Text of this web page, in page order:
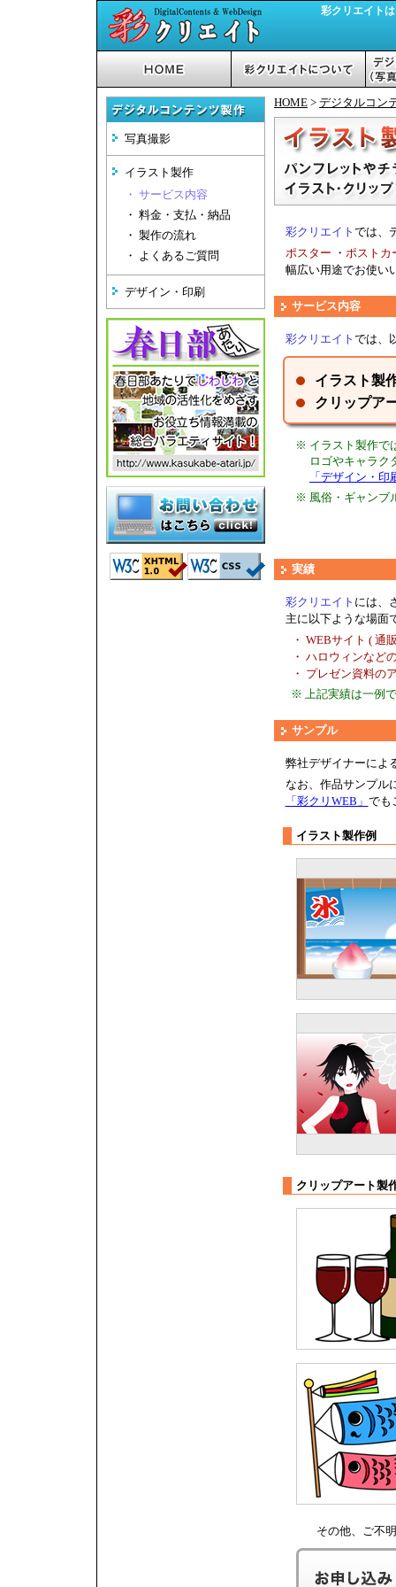
彩クリエイト
写真撮影
イラスト製作
・ サービス内容
・ 料金・支払・納品
・ 製作の流れ
・ よくあるご質問
デザイン・印刷
HOME > デジタルコン
彩クリエイト では、
ポスター ・ ポストカ
幅広い用途でお使い
サービス内容
彩クリエイト では、
イラスト製
クリップア
※ イラスト製作で
ロゴやキャラク
「デザイン・印
※ 風俗・ギャンブ
実績
彩クリエイト には、
主に以下ような場面
・ WEBサイト ( 通
・ ハロウィンなど
・ プレゼン資料の
※ 上記実績は一例
サンプル
弊社デザイナーによ
なお、作品サンプル
「彩クリWEB」 でも
イラスト製作例
クリップアート製
その他、ご不